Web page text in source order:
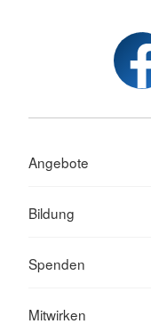
Angebote
Bildung
Spenden
Mitwirken